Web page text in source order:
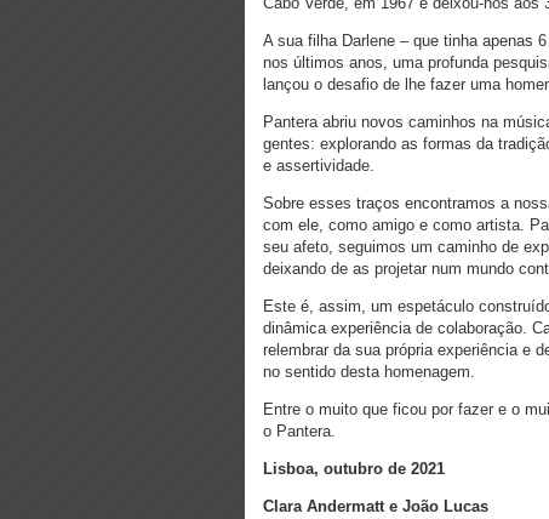
A sua filha Darlene – que tinha apenas
nos últimos anos, uma profunda
lançou o desafio de lhe fazer uma
Pantera abriu novos caminhos na
gentes: explorando as formas da
e assertividade.
Sobre esses traços encontramos a
com ele, como amigo e como artista.
seu afeto, seguimos um caminho de
deixando de as projetar num mundo
Este é, assim, um espetáculo
dinâmica experiência de colaboração.
relembrar da sua própria experiência e
no sentido desta homenagem.
Entre o muito que ficou por fazer e o
o Pantera.
Lisboa, outubro de 2021
Clara Andermatt e João Lucas